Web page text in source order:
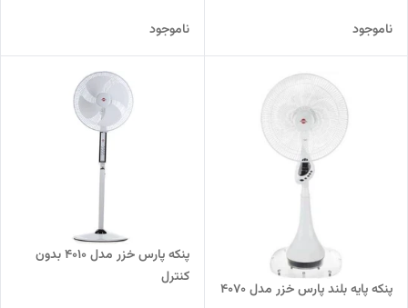
ناموجود ناموجود
پنکه پایه بلند پارس خزر مدل 4070
پنکه پارس خزر مدل 4010 بدون
کنترل